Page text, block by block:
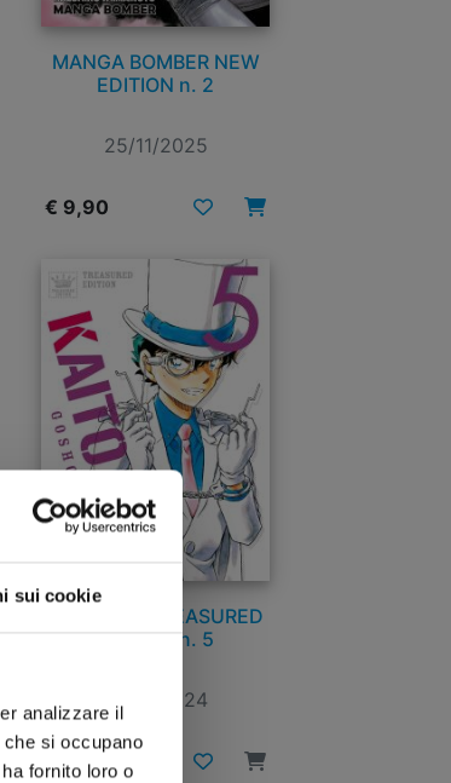
sui cookie
analizzare il
si occupano
fornito loro o
MANGA BOMBER NEW
EDITION n. 2
25/11/2025
€ 9,90
KAITO KID TREASURED
EDITION n. 5
26/11/2024
€ 6,50